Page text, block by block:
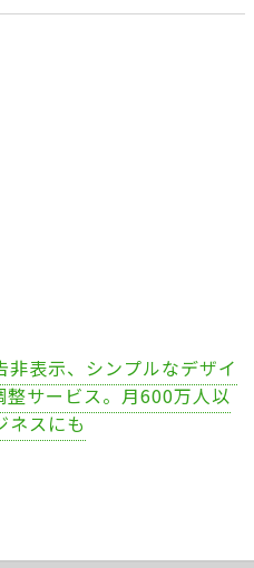
非表示、シンプルなデザイ
整サービス。月600万人以
ネスにも